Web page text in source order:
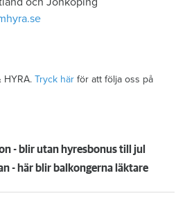
HYRA. Tryck här för att följa oss på
- blir utan hyresbonus till jul
- här blir balkongerna läktare